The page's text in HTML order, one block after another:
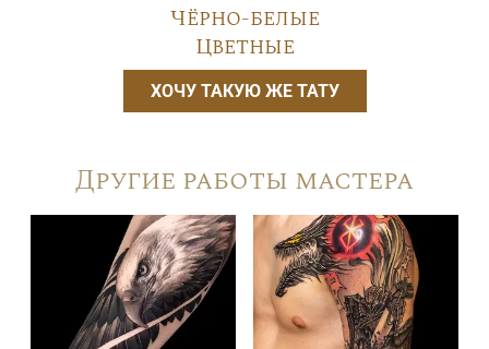
Чёрно-белые
Цветные
ХОЧУ ТАКУЮ ЖЕ ТАТУ
Другие работы мастера